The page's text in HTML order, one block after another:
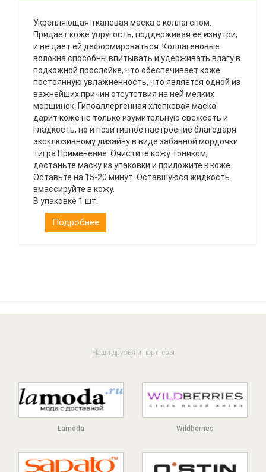
Укрепляющая тканевая маска с коллагеном.
Придает коже упругость, поддерживая ее изнутри,
и не дает ей деформироваться. Коллагеновые
волокна способны впитывать и удерживать влагу в
подкожной прослойке, что обеспечивает коже
постоянную увлажненность, что является одной из
важнейших причин отсутствия на ней мелких
морщинок. Гипоаллергенная хлопковая маска
дарит коже не только изумительную свежесть и
гладкость, но и позитивное настроение благодаря
эксклюзивному дизайну в виде забавной мордочки
тигра.Применение: Очистите кожу тоником,
достаньте маску из упаковки и приложите к коже.
Оставьте на 15-20 минут. Оставшуюся жидкость
вмассируйте в кожу.
В упаковке 1 шт.
Подробнее
Наши друзья и партнеры
Lamoda Wildberries